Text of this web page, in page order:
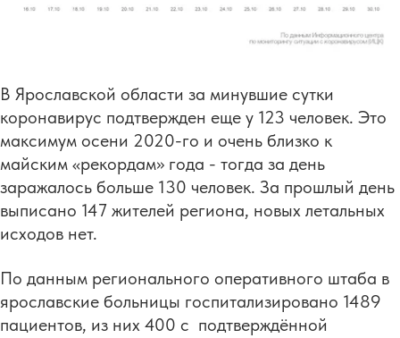
В Ярославской области за минувшие сутки
коронавирус подтвержден еще у 123 человек. Это
максимум осени 2020-го и очень близко к
майским «рекордам» года - тогда за день
заражалось больше 130 человек. За прошлый день
выписано 147 жителей региона, новых летальных
исходов нет.
По данным регионального оперативного штаба в
ярославские больницы госпитализировано 1489
пациентов, из них 400 с подтверждённой